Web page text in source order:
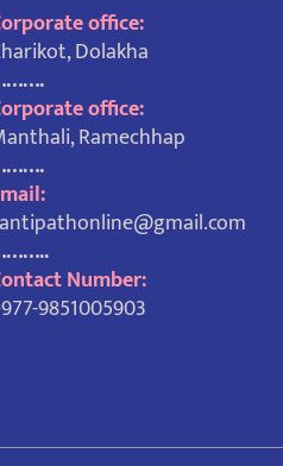
office:
Dolakha
office:
Ramechhap
Number:
9851005903